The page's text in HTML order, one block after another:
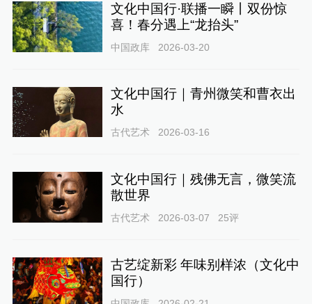
文化中国行·联播一瞬丨双份惊
喜！春分遇上“龙抬头”
中国政库 2026-03-20
文化中国行｜青州微笑和曹衣出
水
古代艺术 2026-03-16
文化中国行｜残佛无言，微笑流
散世界
古代艺术 2026-03-07 25评
古艺绽新彩 年味别样浓（文化中
国行）